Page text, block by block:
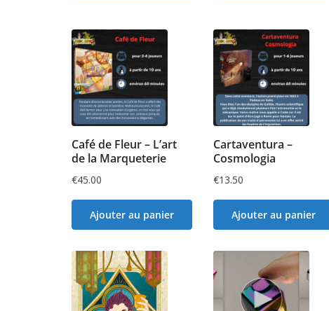
Café de Fleur – L’art
de la Marqueterie
€45.00
Ajouter au panier
Cartaventura –
Cosmologia
€13.50
Ajouter au panier